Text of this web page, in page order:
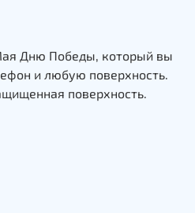
Дню Победы, который вы
и любую поверхность.
поверхность.